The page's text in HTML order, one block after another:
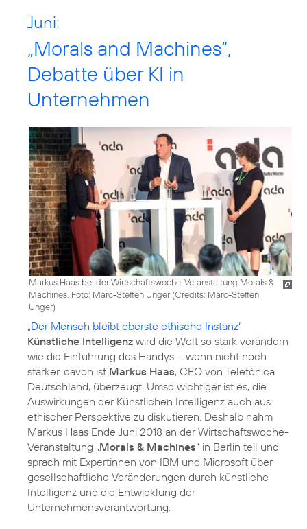
Juni:
„Morals and Machines“,
Debatte über KI in
Unternehmen
Markus Haas bei der Wirtschaftswoche-Veranstaltung Morals &
Machines, Foto: Marc-Steffen Unger (Credits: Marc-Steffen
Unger)
„Der Mensch bleibt oberste ethische Instanz“
Künstliche Intelligenz wird die Welt so stark verändern
wie die Einführung des Handys – wenn nicht noch
stärker, davon ist Markus Haas, CEO von Telefónica
Deutschland, überzeugt. Umso wichtiger ist es, die
Auswirkungen der Künstlichen Intelligenz auch aus
ethischer Perspektive zu diskutieren. Deshalb nahm
Markus Haas Ende Juni 2018 an der Wirtschaftswoche-
Veranstaltung „Morals & Machines“ in Berlin teil und
sprach mit Expertinnen von IBM und Microsoft über
gesellschaftliche Veränderungen durch künstliche
Intelligenz und die Entwicklung der
Unternehmensverantwortung.